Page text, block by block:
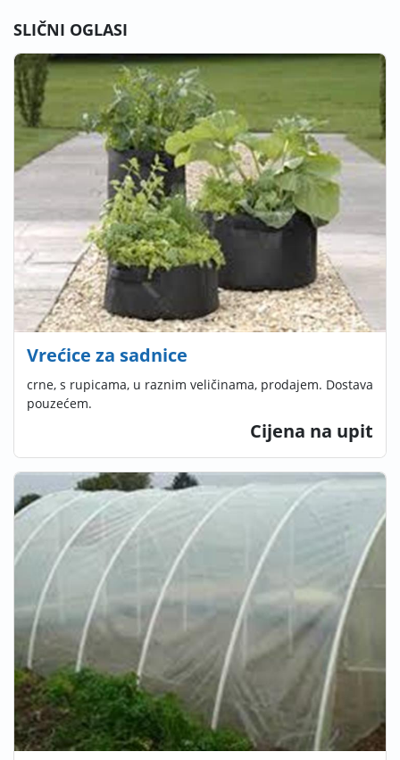
SLIČNI OGLASI
Vrećice za sadnice
crne, s rupicama, u raznim veličinama, prodajem. Dostava
pouzećem.
Cijena na upit